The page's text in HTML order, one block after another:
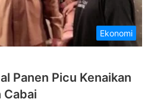
Ekonomi
Panen Picu Kenaikan
Cabai